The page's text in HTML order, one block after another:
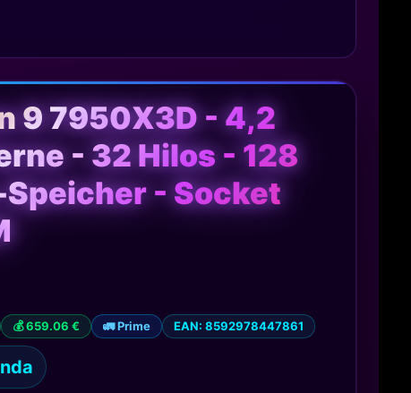
9 7950X3D - 4,2
- 32 Hilos - 128
Speicher - Socket
💰 659.06 € 🚛 Prime EAN: 8592978447861